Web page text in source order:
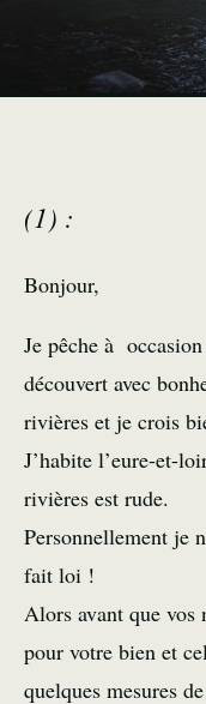
(1) :
Bonjour,
Je pêche à
découvert avec
rivières et je crois
J’habite l’eure-et-
rivières est rude.
Personnellement je
fait loi !
Alors avant que vos
pour votre bien et
quelques mesures